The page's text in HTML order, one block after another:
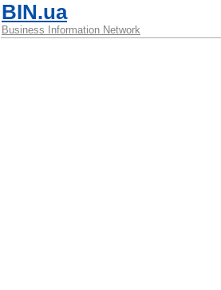
BIN.ua
Business Information Network